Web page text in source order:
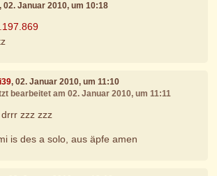
, 02. Januar 2010, um 10:18
, 02. Januar 2010, um 11:10
bearbeitet am 02. Januar 2010, um 11:11
zzz zzz
is des a solo, aus äpfe amen